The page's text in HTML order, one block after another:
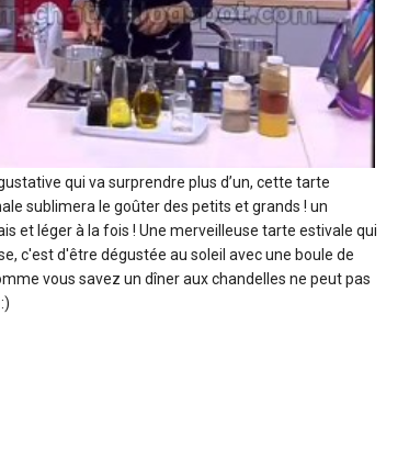
qui va surprendre plus d’un, cette tarte
sublimera le goûter des petits et grands ! un
et léger à la fois ! Une merveilleuse tarte estivale qui
c'est d'être dégustée au soleil avec une boule de
vous savez un dîner aux chandelles ne peut pas